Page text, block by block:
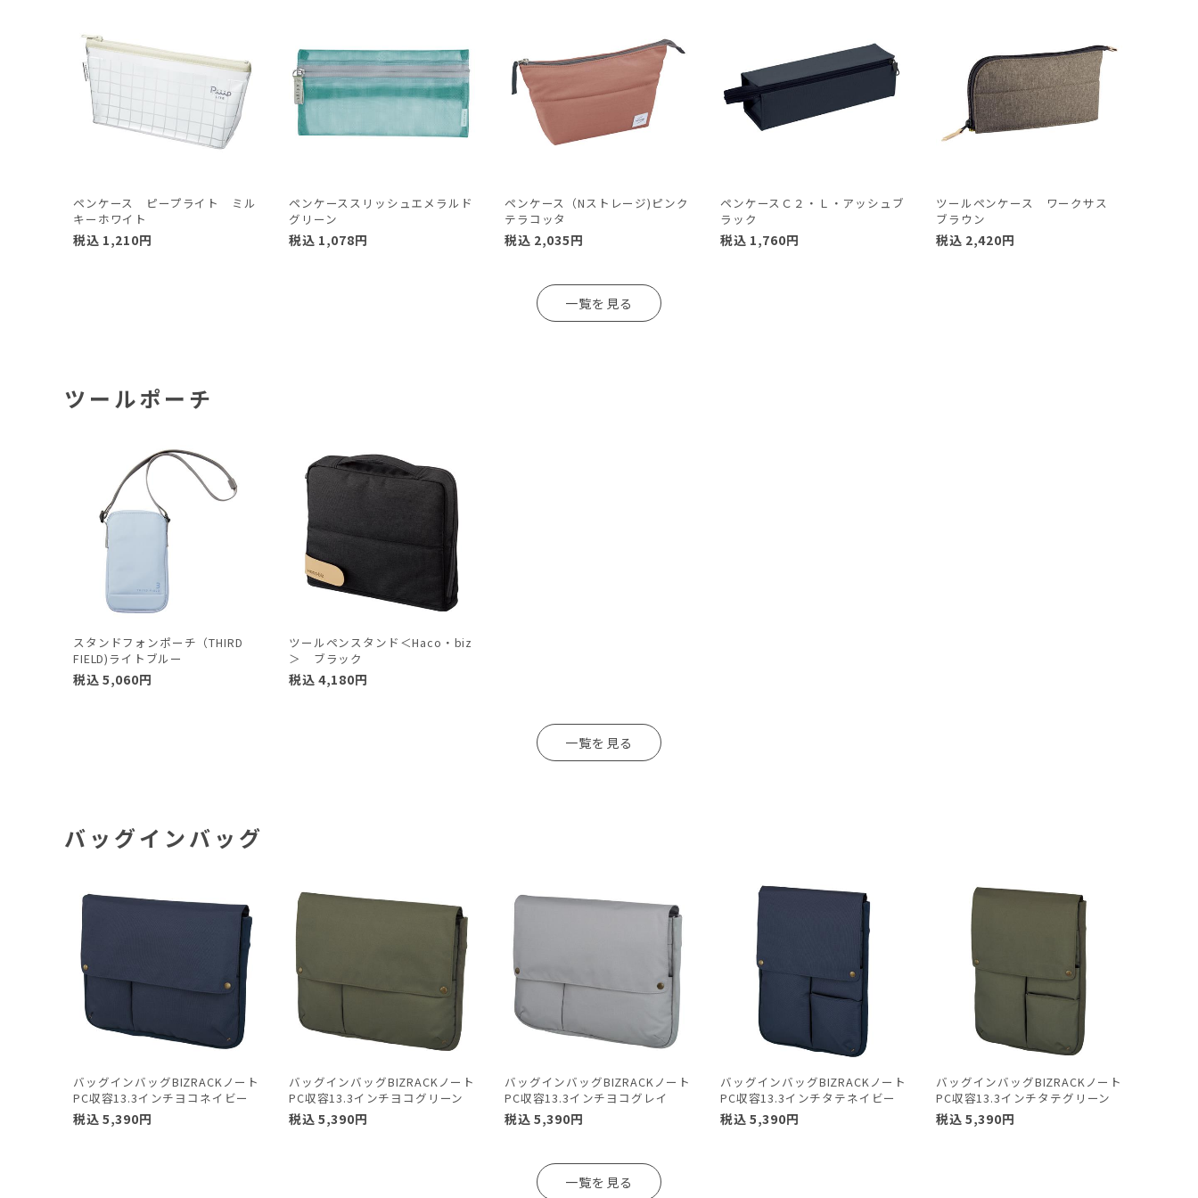
ペンケース ピープライト ミル
キーホワイト
税込 1,210円
ペンケーススリッシュエメラルド
グリーン
税込 1,078円
ペンケース（Nストレージ)ピンク
テラコッタ
税込 2,035円
ペンケースＣ２・Ｌ・アッシュブ
ラック
税込 1,760円
ツールペンケース ワークサス
ブラウン
税込 2,420円
一覧を見る
ツールポーチ
スタンドフォンポーチ（THIRD
FIELD)ライトブルー
税込 5,060円
ツールペンスタンド＜Haco・biz
＞ ブラック
税込 4,180円
一覧を見る
バッグインバッグ
バッグインバッグBIZRACKノート
PC収容13.3インチヨコネイビー
税込 5,390円
バッグインバッグBIZRACKノート
PC収容13.3インチヨコグリーン
税込 5,390円
バッグインバッグBIZRACKノート
PC収容13.3インチヨコグレイ
税込 5,390円
バッグインバッグBIZRACKノート
PC収容13.3インチタテネイビー
税込 5,390円
バッグインバッグBIZRACKノート
PC収容13.3インチタテグリーン
税込 5,390円
一覧を見る